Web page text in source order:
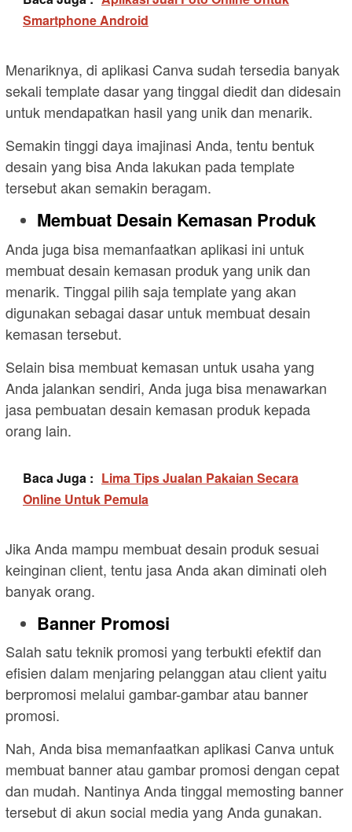
Smartphone Android
Menariknya, di aplikasi Canva sudah tersedia banyak
sekali template dasar yang tinggal diedit dan didesain
untuk mendapatkan hasil yang unik dan menarik.
Semakin tinggi daya imajinasi Anda, tentu bentuk
desain yang bisa Anda lakukan pada template
tersebut akan semakin beragam.
Membuat Desain Kemasan Produk
Anda juga bisa memanfaatkan aplikasi ini untuk
membuat desain kemasan produk yang unik dan
menarik. Tinggal pilih saja template yang akan
digunakan sebagai dasar untuk membuat desain
kemasan tersebut.
Selain bisa membuat kemasan untuk usaha yang
Anda jalankan sendiri, Anda juga bisa menawarkan
jasa pembuatan desain kemasan produk kepada
orang lain.
Baca Juga : Lima Tips Jualan Pakaian Secara
Online Untuk Pemula
Jika Anda mampu membuat desain produk sesuai
keinginan client, tentu jasa Anda akan diminati oleh
banyak orang.
Banner Promosi
Salah satu teknik promosi yang terbukti efektif dan
efisien dalam menjaring pelanggan atau client yaitu
berpromosi melalui gambar-gambar atau banner
promosi.
Nah, Anda bisa memanfaatkan aplikasi Canva untuk
membuat banner atau gambar promosi dengan cepat
dan mudah. Nantinya Anda tinggal memosting banner
tersebut di akun social media yang Anda gunakan.